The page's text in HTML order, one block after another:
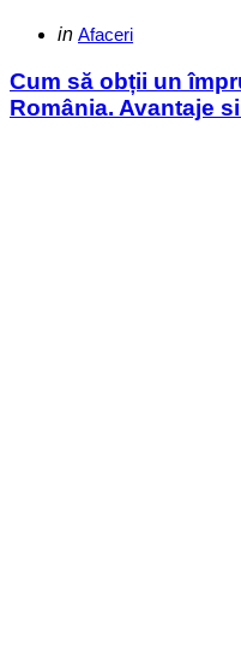
Categories
Posted
in Afaceri
Cum să obții un
România. Avantaje